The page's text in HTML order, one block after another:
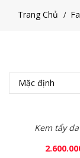
Trang Chủ /
Mặc định
Kem tẩy